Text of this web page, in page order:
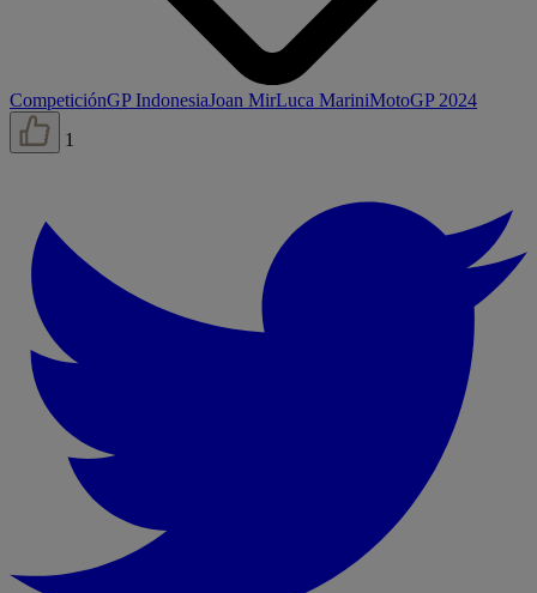
CompeticiónGP IndonesiaJoan MirLuca MariniMotoGP 2024
1